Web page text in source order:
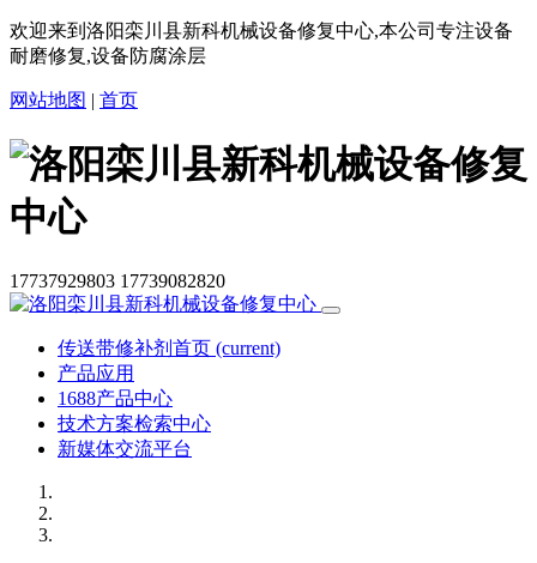
欢迎来到洛阳栾川县新科机械设备修复中心,本公司专注设备
耐磨修复,设备防腐涂层
网站地图 | 首页
17737929803 17739082820
传送带修补剂首页 (current)
产品应用
1688产品中心
技术方案检索中心
新媒体交流平台